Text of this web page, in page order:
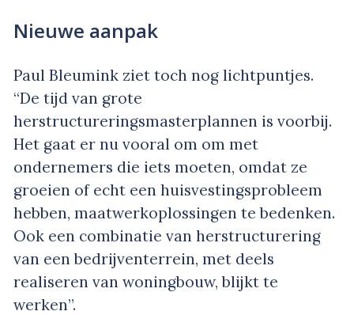
Nieuwe aanpak
Paul Bleumink ziet toch nog lichtpuntjes.
“De tijd van grote
herstructureringsmasterplannen is voorbij.
Het gaat er nu vooral om om met
ondernemers die iets moeten, omdat ze
groeien of echt een huisvestingsprobleem
hebben, maatwerkoplossingen te bedenken.
Ook een combinatie van herstructurering
van een bedrijventerrein, met deels
realiseren van woningbouw, blijkt te
werken”.